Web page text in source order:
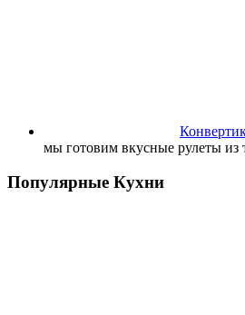
мы готовим вкусные рулеты из
Популярные Кухни